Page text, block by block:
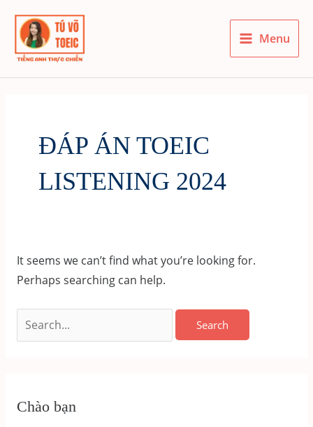
content
Main
Menu
ĐÁP ÁN TOEIC
LISTENING 2024
It seems we can’t find what you’re looking for.
Perhaps searching can help.
Search
for:
Chào bạn